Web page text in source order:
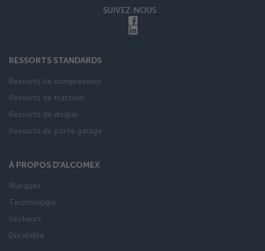
SUIVEZ NOUS
RESSORTS STANDARDS
Ressorts de compression
Ressorts de traction
Ressorts de disque
Ressorts de porte garage
À PROPOS D'ALCOMEX
Marques
Technologie
Secteurs
Durabilité